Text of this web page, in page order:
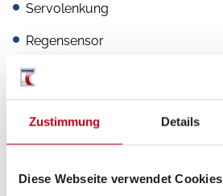
Zustimmung Details
Diese Webseite verwendet Cookies
Servolenkung
Regensensor
Verkehrszeichenerkennung